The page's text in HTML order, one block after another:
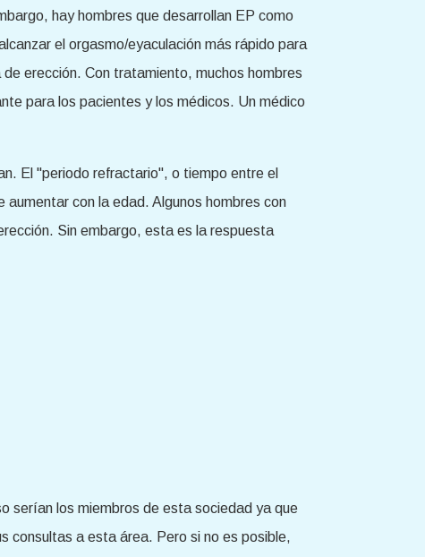
hay hombres que desarrollan EP como
el orgasmo/eyaculación más rápido para
erección. Con tratamiento, muchos hombres
para los pacientes y los médicos. Un médico
El "periodo refractario", o tiempo entre el
con la edad. Algunos hombres con
Sin embargo, esta es la respuesta
serían los miembros de esta sociedad ya que
consultas a esta área. Pero si no es posible,